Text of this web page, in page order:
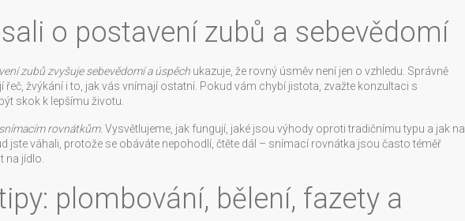
o postavení zubů a sebevědomí
zubů zvyšuje sebevědomí a úspěch ukazuje, že rovný úsměv není jen o vzhledu. Správně
řeč, žvýkání i to, jak vás vnímají ostatní. Pokud vám chybí jistota, zvažte konzultaci s
skok k lepšímu životu.
snímacím rovnátkům. Vysvětlujeme, jak fungují, jaké jsou výhody oproti tradičnímu typu a jak na
jste váhali, protože se obáváte nepohodlí, čtěte dál – snímací rovnátka jsou často téměř
na jídlo.
plombování, bělení, fazety a